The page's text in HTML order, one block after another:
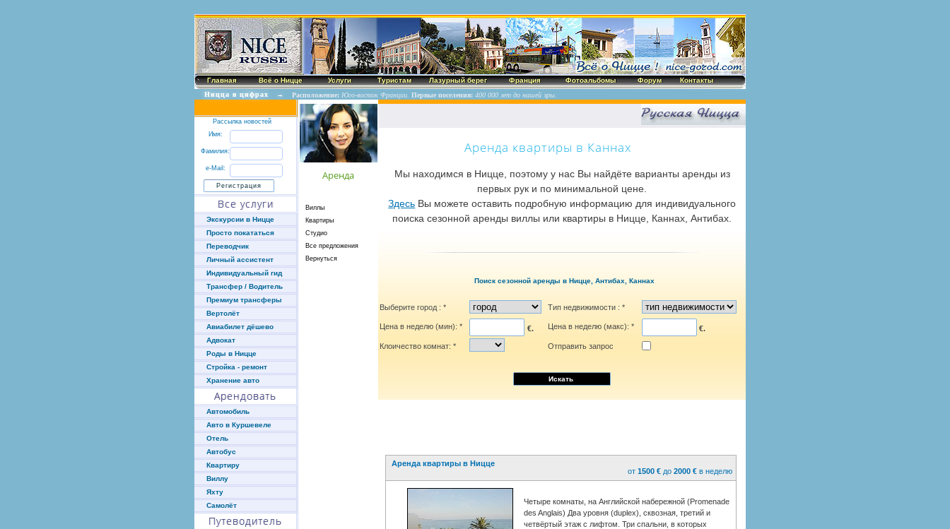
Ницца в цифрах → Расположение: Юго-восток Франции. Первые поселения: 400 000 лет до нашей эры.
Рассылка новостей
Имя:
Фамилия:
e-Mail:
Все услуги
Экскурсии в Ницце
Просто покататься
Переводчик
Личный ассистент
Индивидуальный гид
Трансфер / Водитель
Премиум трансферы
Вертолёт
Авиабилет дёшево
Адвокат
Роды в Ницце
Стройка - ремонт
Хранение авто
Арендовать
Автомобиль
Авто в Куршевеле
Отель
Автобус
Квартиру
Виллу
Яхту
Самолёт
Путеводитель
Аренда
Виллы
Квартиры
Студио
Все предложения
Вернуться
Аренда квартиры в Каннах
Мы находимся в Ницце, поэтому у нас Вы найдёте варианты аренды из
первых рук и по минимальной цене.
Здесь Вы можете оставить подробную информацию для индивидуального
поиска сезонной аренды виллы или квартиры в Ницце, Каннах, Антибах.
Поиск сезонной аренды в Ницце, Антибах, Каннах
Выберите город : * Тип недвижимости : *
Цена в неделю (мин): * €. Цена в неделю (макс): * €.
Клоичество комнат: * Отправить запрос
Аренда квартиры в Ницце
от 1500 € до2000 € в неделю
Четыре комнаты, на Английской набережной (Promenade
des Anglais) Два уровня (duplex), сквозная, третий и
четвёртый этаж с лифтом. Три спальни, в которых
Главная Всё о Ницце Услуги Туристам Лазурный берег Франция Фотоальбомы Форум Контакты